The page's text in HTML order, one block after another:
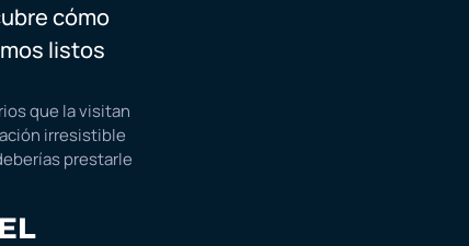
cómo
listos
que la visitan
irresistible
prestarle